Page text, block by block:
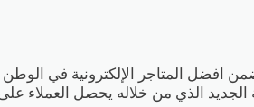
افضل المتاجر الإلكترونية في
الذي من خلاله يحصل العملاء